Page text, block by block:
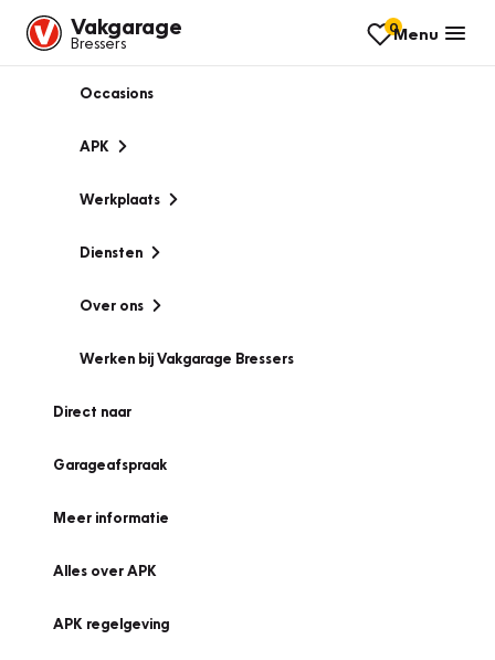
Vakgarage
Bressers
0Menu
Occasions
APK
Werkplaats
Diensten
Over ons
Werken bij Vakgarage Bressers
Direct naar
Garageafspraak
Meer informatie
Alles over APK
APK regelgeving